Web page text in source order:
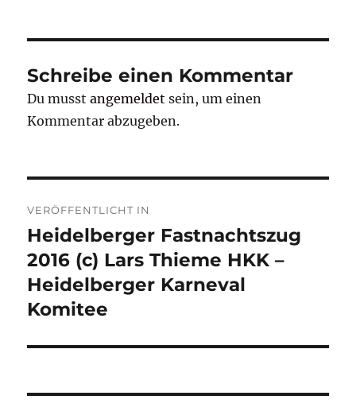
Schreibe einen Kommentar
Du musstangemeldet sein, um einen
Kommentar abzugeben.
VERÖFFENTLICHT IN
Heidelberger Fastnachtszug
2016 (c) Lars Thieme HKK –
Heidelberger Karneval
Komitee